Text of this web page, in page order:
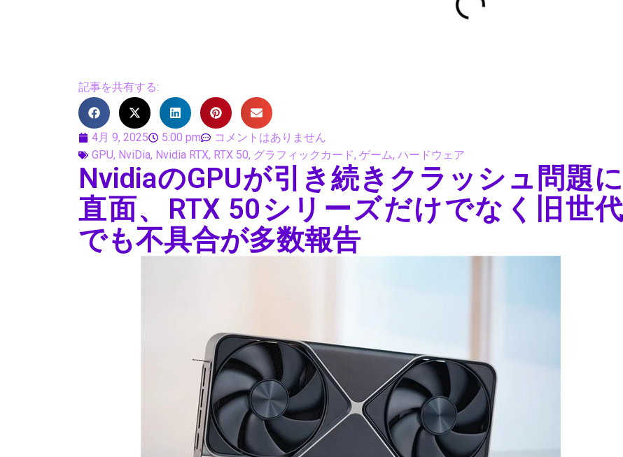
記事を共有する:
4月 9, 2025 5:00 pm
コメントはありません
GPU, NviDia, Nvidia RTX, RTX 50, グラフィックカード, ゲーム, ハードウェア
NvidiaのGPUが引き続きクラッシュ問題に
直面、RTX 50シリーズだけでなく旧世代
でも不具合が多数報告